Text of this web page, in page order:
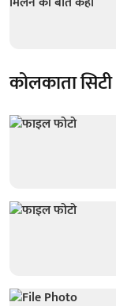
कोलकाता सिटी